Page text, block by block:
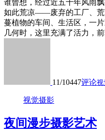
谁曾想，经过近五十年风雨
如此荒凉——废弃的工厂、荒
蔓植物的车间、生活区，一
几何时，这里充满了活力，
11/10447评论视
视觉摄影
夜间漫步摄影艺术